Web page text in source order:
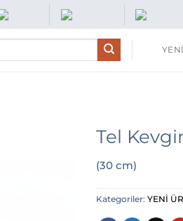
Tel
(30 cm)
Kategoriler: YENİ